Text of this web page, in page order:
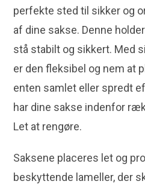
perfekte sted til sikker og
af dine sakse. Denne
stå stabilt og sikkert. Med
er den fleksibel og nem at
enten samlet eller spredt
har dine sakse indenfor
Let at rengøre.
Saksene placeres let og
beskyttende lameller, der